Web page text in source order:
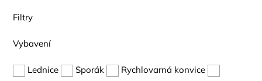
Filtry
Vybavení
Lednice Sporák
Rychlovarná konvice